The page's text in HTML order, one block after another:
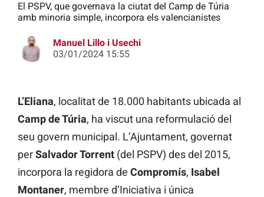
El PSPV, que governava la ciutat del Camp de Túria
amb minoria simple, incorpora els valencianistes
Manuel Lillo i Usechi
03/01/2024 15:55
L’Eliana, localitat de 18.000 habitants ubicada al
Camp de Túria, ha viscut una reformulació del
seu govern municipal. L’Ajuntament, governat
perSalvador Torrent (del PSPV) des del 2015,
incorpora la regidora de Compromís, Isabel
Montaner, membre d’Iniciativa i única